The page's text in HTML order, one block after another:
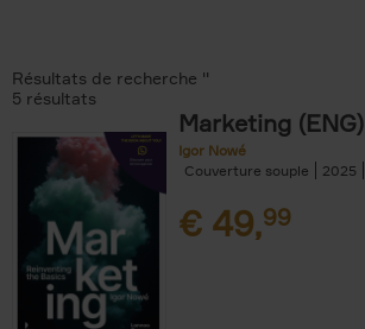
Résultats de recherche ''
5 résultats
Marketing (ENG)
Igor Nowé
Couverture souple
2025
€ 49,99